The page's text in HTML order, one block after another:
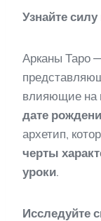
Узнайте
Арканы Таро
влияющие на
дате
архетип,
черты
уроки.
Исследуйте